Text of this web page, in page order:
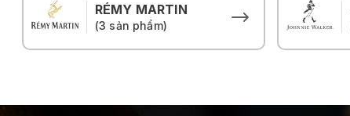
RÉMY MARTIN
(3 sản phẩm)